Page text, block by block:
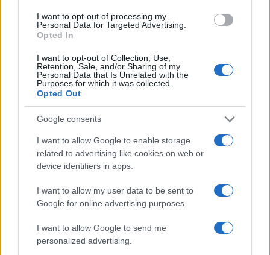
I want to opt-out of processing my
Personal Data for Targeted Advertising.
Opted In
I want to opt-out of Collection, Use,
Retention, Sale, and/or Sharing of my
Personal Data that Is Unrelated with the
Purposes for which it was collected.
Opted Out
Google consents
I want to allow Google to enable storage
related to advertising like cookies on web or
device identifiers in apps.
I want to allow my user data to be sent to
Google for online advertising purposes.
I want to allow Google to send me
personalized advertising.
sovietica e di crimini simili a quelli perpetrati in
Ucraina già ne commetteva parecchi. E allora, qui
al bar ce lo chiediamo: ci voleva la destra, che
prima puntava il dito contro le purghe culturali
della sinistra, per censurare gli artisti? È forse
questo il sintomo della malattia di chi va al
governo? Liberali finché non si comanda,
autoritari quando si conta qualcosa? In questo
siamo veramente migliori della Russia che
bacchettiamo?
Alessandro Rico, 13 marzo 2026
Nicolaporro.it è anche su Whatsapp. È